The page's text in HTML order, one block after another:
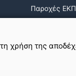
χρήση της
Παροχές